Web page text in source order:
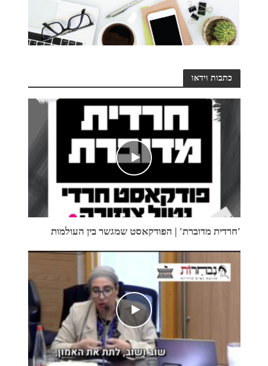
כתבות וידאו
'חרדית מדוברת' | הפודקאסט שמגשר בין העולמות